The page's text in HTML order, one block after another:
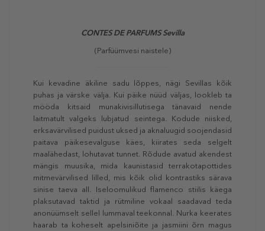
CONTES DE PARFUMS Sevilla
(Parfüümvesi naistele)
Kui kevadine äkiline sadu lõppes, nägi Sevillas kõik
puhas ja värske välja. Kui päike nüüd väljas, lookleb ta
mööda kitsaid munakivisillutisega tänavaid nende
laitmatult valgeks lubjatud seintega. Kodude niisked,
erksavärvilised puidust uksed ja aknaluugid soojendasid
paitava päikesevalguse käes, kiirates seda selgelt
maalähedast, lohutavat tunnet. Rõdude avatud akendest
mängis muusika, mida kaunistasid terrakotapottides
mitmevärvilised lilled, mis kõik olid kontrastiks särava
sinise taeva all. Iseloomulikud flamenco stiilis käega
plaksutavad taktid ja rütmiline vokaal saadavad teda
anonüümselt sellel lummaval teekonnal. Nurka keerates
haarab ta koheselt apelsiniõite ja jasmiini õrn magus